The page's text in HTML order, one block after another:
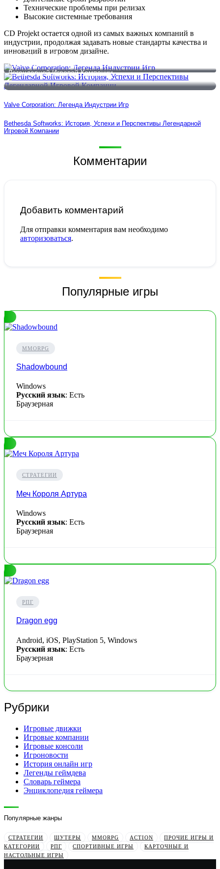
Технические проблемы при релизах
Высокие системные требования
CD Projekt остается одной из самых важных компаний в
индустрии, продолжая задавать новые стандарты качества и
инноваций в игровом дизайне.
Valve Corporation: Легенда Индустрии Игр
Bethesda Softworks: История, Успехи и Перспективы
Легендарной Игровой Компании
Valve Corporation: Легенда Индустрии Игр
Bethesda Softworks: История, Успехи и Перспективы Легендарной
Игровой Компании
Комментарии
Добавить комментарий
Для отправки комментария вам необходимо
авторизоваться.
Популярные игры
MMORPG
Shadowbound
Windows
Русский язык: Есть
Браузерная
СТРАТЕГИИ
Меч Короля Артура
Windows
Русский язык: Есть
Браузерная
РПГ
Dragon egg
Android, iOS, PlayStation 5, Windows
Русский язык: Есть
Браузерная
Рубрики
Игровые движки
Игровые компании
Игровые консоли
Игроновости
История онлайн игр
Легенды геймдева
Словарь геймера
Энциклопедия геймера
Популярные жанры
СТРАТЕГИИ ШУТЕРЫ MMORPG ACTION
ПРОЧИЕ ИГРЫ И
КАТЕГОРИИ
РПГ СПОРТИВНЫЕ ИГРЫ
КАРТОЧНЫЕ И
НАСТОЛЬНЫЕ ИГРЫ